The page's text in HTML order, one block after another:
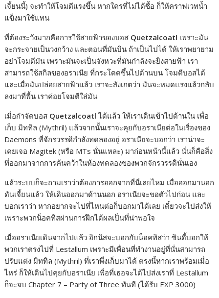
เจี้ยนนี้) จะทำให้โจมตีแรงขึ้น หากใครที่ไม่ได้ซื้อ ก็ให้คราฟเวทน้ำ
แข็งมาใช้แทน
ที่ต้องระวังมากคือการใช้สายฟ้าของบอส Quetzalcoatl เพราะมัน
จะกระจายเป็นวงกว้าง และตอนที่มันบิน ถ้าเป็นไปได้ ให้เราพยายาม
อย่าโจมตีมัน เพราะมันจะเป็นจังหวะที่มันกำลังจะยิงสายฟ้า เรา
สามารถใช้สกิลของอราเนีย ที่กระโดดขึ้นไปด้านบน โจมตีบอสได้
และเมื่อมันปล่อยสายฟ้าแล้ว เราจะสังเกตว่า มันจะหมดแรงแล้วกลับ
ลงมาที่พื้น เราค่อยโจมตีใส่มัน
เมื่อกำจัดบอส Quetzalcoatl ได้แล้ว ให้เราเดินเข้าไปด้านใน เพื่อ
เก็บ มิททิล (Mythril) แล้วจากนั้นเราจะคุยกับอราเนียต่อในเรื่องของ
Daemons ที่จักรวรรดิกำลังทดลองอยู่ อราเนียจะบอกว่า เราน่าจะ
เคยเจอ Magitek (หรือ MTs นั่นแหละ) มาก่อนหน้านี้แล้ว นั่นก็คือสิ่ง
ที่ออกมาจากการค้นคว้าในห้องทดลองของพวกจักรวรรดินั่นเอง
แล้วระบบก็จะถามเราว่าต้องการออกจากที่นี่เลยไหม เมื่อออกมานอก
ดันเจี้ยนแล้ว ให้เดินออกมาด้านนอก อราเนียจะขอตัวไปก่อน และ
บอกเราว่า หากอยากจะไปที่ไหนต่อก็บอกมาได้เลย เดี๋ยวจะไปส่งให้
เพราะพวกน็อคทิสผ่านการฝึกได้ผลเป็นที่น่าพอใจ
เมื่ออราเนียเดินจากไปแล้ว อิกนิสจะบอกกับน็อคทิสว่า ซินดี้บอกให้
พวกเราตรงไปที่ Lestallum เพราะมีเพื่อนที่ทำงานอยู่ที่นั่นสามารถ
ปรับแต่ง มิททิล (Mythril) ที่เราพึ่งเก็บมาได้ ตรงนี้หากเราพร้อมเมื่อ
ไหร่ ก็ให้เดินไปคุยกับอราเนีย เพื่อที่เธอจะได้ไปส่งเราที่ Lestallum
ก็จะจบ Chapter 7 – Party of Three ทันที (ได้รับ EXP 3000)